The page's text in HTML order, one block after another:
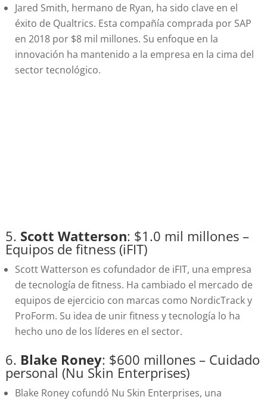
Jared Smith, hermano de Ryan, ha sido clave en el
éxito de Qualtrics. Esta compañía comprada por SAP
en 2018 por $8 mil millones. Su enfoque en la
innovación ha mantenido a la empresa en la cima del
sector tecnológico.
5. Scott Watterson: $1.0 mil millones –
Equipos de fitness (iFIT)
Scott Watterson es cofundador de iFIT, una empresa
de tecnología de fitness. Ha cambiado el mercado de
equipos de ejercicio con marcas como NordicTrack y
ProForm. Su idea de unir fitness y tecnología lo ha
hecho uno de los líderes en el sector.
6. Blake Roney: $600 millones – Cuidado
personal (Nu Skin Enterprises)
Blake Roney cofundó Nu Skin Enterprises, una